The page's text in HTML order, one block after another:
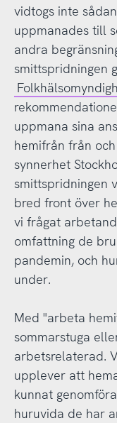
vidtogs inte
uppmanades till
andra
smittspridningen
uppmana sina
hemifrån från
synnerhet
smittspridningen
bred front över
vi frågat
omfattning de
pandemin, och
under.
Med "arbeta
sommarstuga
arbetsrelaterad.
upplever att
kunnat
huruvida de har